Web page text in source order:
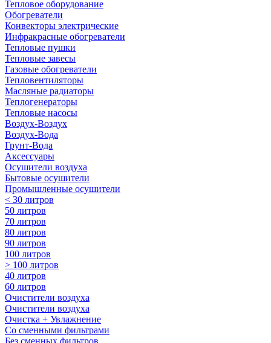
Тепловое оборудование
Обогреватели
Конвекторы электрические
Инфракрасные обогреватели
Тепловые пушки
Тепловые завесы
Газовые обогреватели
Тепловентиляторы
Масляные радиаторы
Теплогенераторы
Тепловые насосы
Воздух-Воздух
Воздух-Вода
Грунт-Вода
Аксессуары
Осушители воздуха
Бытовые осушители
Промышленные осушители
< 30 литров
50 литров
70 литров
80 литров
90 литров
100 литров
> 100 литров
40 литров
60 литров
Очистители воздуха
Очистители воздуха
Очистка + Увлажнение
Cо сменными фильтрами
Без сменных фильтров